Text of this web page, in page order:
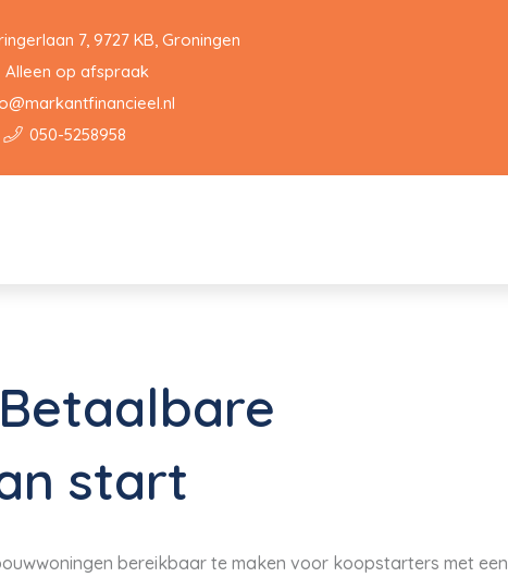
7, 9727 KB, Groningen
Alleen op afspraak
050-5258958
start
bereikbaar te maken voor koopstarters met een